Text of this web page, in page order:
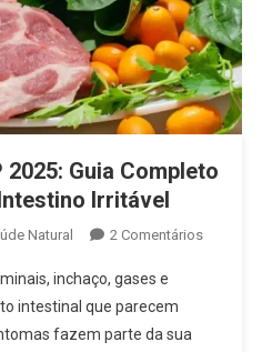
2025: Guia Completo
Irritável
Natural 2 ComentáriosEm
inchaço, gases e
intestinal que parecem
fazem parte da sua